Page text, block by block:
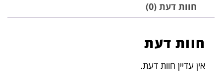
חוות דעת (0)
חוות דעת
אין עדיין חוות דעת.